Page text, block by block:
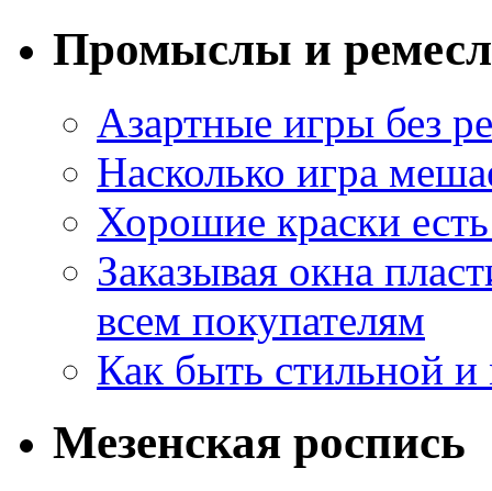
Промыслы и
Азартные игры без
Насколько игра
Хорошие краски
Заказывая окна
всем покупателям
Как быть стильной
Мезенская роспись